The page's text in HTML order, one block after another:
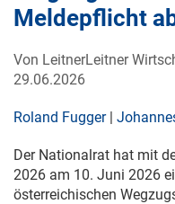
Meldepflicht
Von LeitnerLeitner
29.06.2026
Roland Fugger|
Der Nationalrat hat mit
2026 am 10. Juni 2026
österreichischen